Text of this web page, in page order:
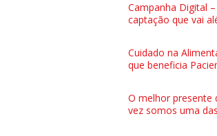
Campanha Digital
captação que vai
Cuidado na
que beneficia
O melhor presente
vez somos uma